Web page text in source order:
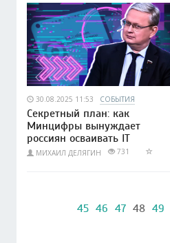
30.08.2025 11:53 СОБЫТИЯ
Секретный план: как
Минцифры вынуждает
россиян осваивать IT
МИХАИЛ ДЕЛЯГИН 731
45 46 47 48 49